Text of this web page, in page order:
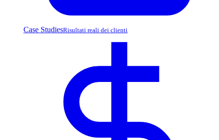
Case StudiesRisultati reali dei clienti